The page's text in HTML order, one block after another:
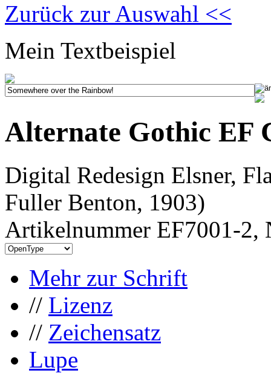
Zurück zur Auswahl <<
Mein Textbeispiel
Alternate Gothic EF
Digital Redesign Elsner,
Fuller Benton, 1903)
Artikelnummer EF7001-2,
Mehr zur Schrift
// Lizenz
// Zeichensatz
Lupe